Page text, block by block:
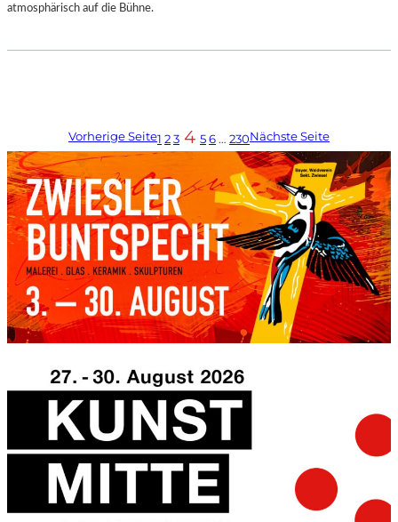
atmosphärisch auf die Bühne.
Vorherige Seite1 23 4 56 … 230Nächste Seite